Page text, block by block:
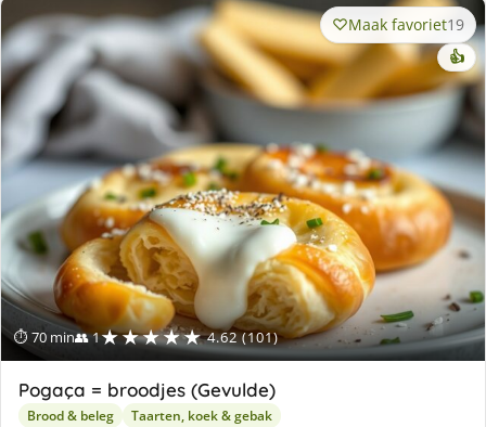
⏱ 70 min👥 1★★★★★ 4.62 (101)
Maak favoriet19
👍
Pogaça = broodjes (Gevulde)
Brood & beleg Taarten, koek & gebak